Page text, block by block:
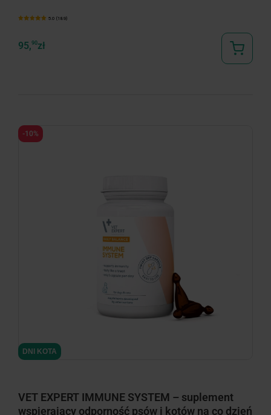
5.0 (189)
95,90zł
DNI KOTA
VET EXPERT IMMUNE SYSTEM – suplement
wspierający odporność psów i kotów na co dzień
-10%